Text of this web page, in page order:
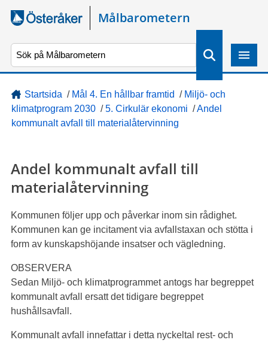
Gå direkt till sidans innehåll
Målbarometern
Startsida / Mål 4. En hållbar framtid / Miljö- och
klimatprogram 2030 /5. Cirkulär ekonomi /Andel
kommunalt avfall till materialåtervinning
Andel kommunalt avfall till
materialåtervinning
Kommunen följer upp och påverkar inom sin rådighet.
Kommunen kan ge incitament via avfallstaxan och stötta i
form av kunskapshöjande insatser och vägledning.
OBSERVERA
Sedan Miljö- och klimatprogrammet antogs har begreppet
kommunalt avfall ersatt det tidigare begreppet
hushållsavfall.
Kommunalt avfall innefattar i detta nyckeltal rest- och